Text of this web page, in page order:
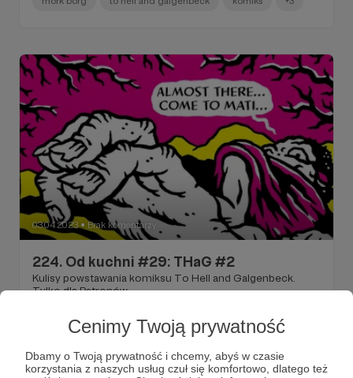
Cenimy Twoją prywatność
Dbamy o Twoją prywatność i chcemy, abyś w czasie
korzystania z naszych usług czuł się komfortowo, dlatego też
03.04.2023 ● Brak komentarzy
224. Od kuchni #29: THaG #2
Kulisy powstawania komiksu To Hell and Galgenbeck.
Tylko dla Patronów.
mork borg to hell and galgenbeck komiks